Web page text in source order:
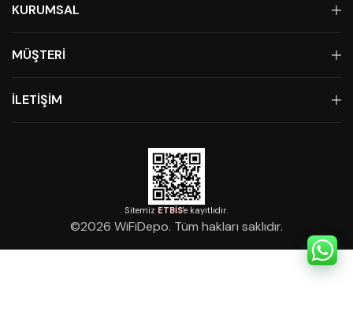
KURUMSAL
MÜŞTERİ
İLETİŞİM
Sitemiz ETBİS'e kayıtlıdır.
©2026 WiFiDepo. Tüm hakları saklıdır.